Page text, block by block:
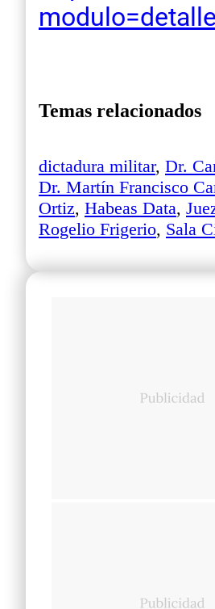
Temas relacionados
dictadura militar, Dr.
Dr. Martín Francisco
Ortiz, Habeas Data,
Rogelio Frigerio, Sala